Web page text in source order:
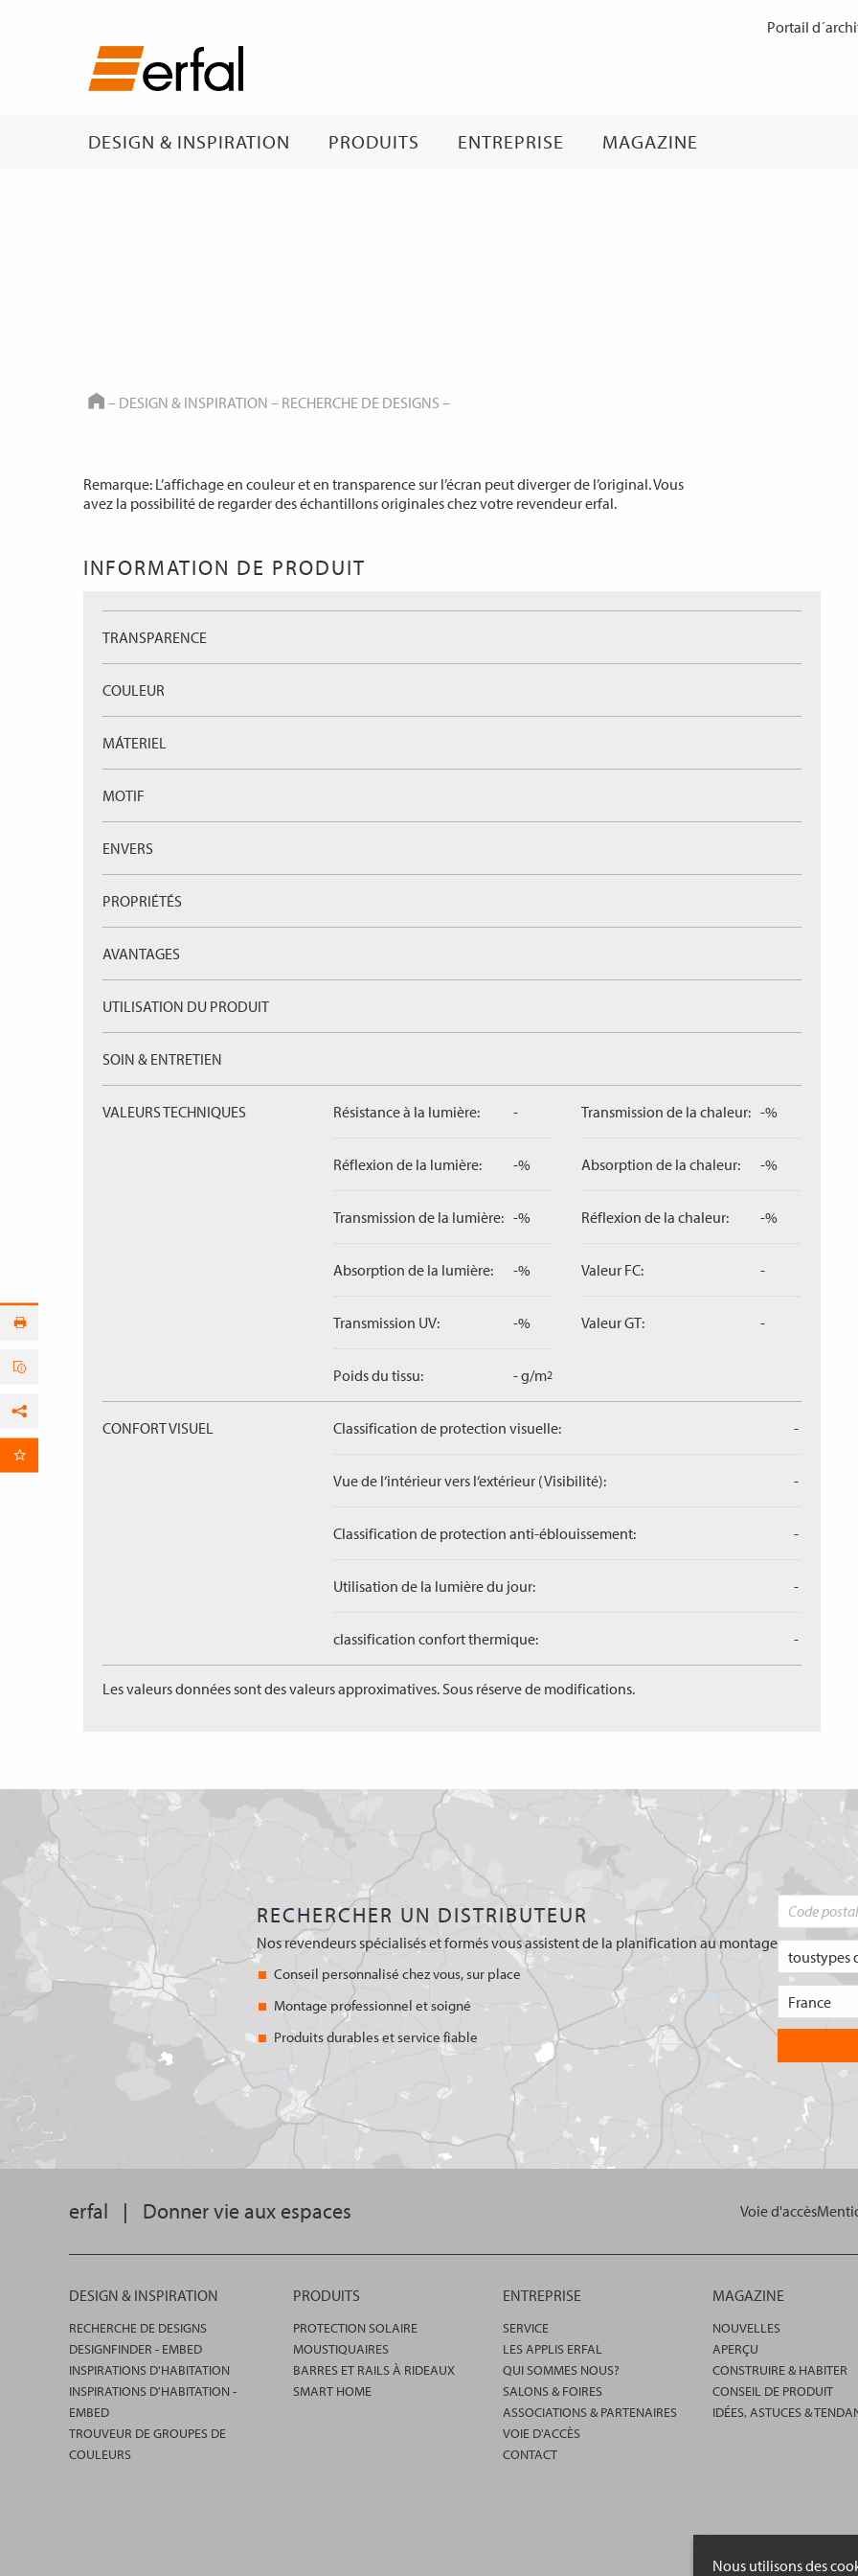
Nous utilisons des
DESIGN & INSPIRATION PRODUITS ENTREPRISE MAGAZINE
Portail
HOME
– DESIGN & INSPIRATION – RECHERCHE DE DESIGNS –
Remarque: L’affichage en couleur et en transparence sur l’écran peut diverger de l’original. Vous
avez la possibilité de regarder des échantillons originales chez votre revendeur erfal.
INFORMATION DE PRODUIT
TRANSPARENCE
COULEUR
MÁTERIEL
MOTIF
ENVERS
PROPRIÉTÉS
AVANTAGES
UTILISATION DU PRODUIT
SOIN & ENTRETIEN
VALEURS TECHNIQUES Résistance à la lumière: -
Réflexion de la lumière: -%
Transmission de la lumière: -%
Absorption de la lumière: -%
Transmission UV: -%
Poids du tissu: - g/m2
Transmission de la chaleur: -%
Absorption de la chaleur: -%
Réflexion de la chaleur: -%
Valeur FC: -
Valeur GT: -
CONFORT VISUEL Classification de protection visuelle: -
Vue de l‘intérieur vers l‘extérieur (Visibilité): -
Classification de protection anti-éblouissement: -
Utilisation de la lumière du jour: -
classification confort thermique: -
Les valeurs données sont des valeurs approximatives. Sous réserve de modifications.
Facebook
RECHERCHER UN DISTRIBUTEUR
Nos revendeurs spécialisés et formés vous assistent de la planification au montage
Conseil personnalisé chez vous, sur place
Montage professionnel et soigné
Produits durables et service fiable
erfal | Donner vie aux espaces Voie d'accès
DESIGN & INSPIRATION
RECHERCHE DE DESIGNS
DESIGNFINDER - EMBED
INSPIRATIONS D'HABITATION
INSPIRATIONS D'HABITATION -
EMBED
TROUVEUR DE GROUPES DE
COULEURS
PRODUITS
PROTECTION SOLAIRE
MOUSTIQUAIRES
BARRES ET RAILS À RIDEAUX
SMART HOME
ENTREPRISE
SERVICE
LES APPLIS ERFAL
QUI SOMMES NOUS?
SALONS & FOIRES
ASSOCIATIONS & PARTENAIRES
VOIE D'ACCÈS
CONTACT
MAGAZINE
NOUVELLES
APERÇU
CONSTRUIRE & HABITER
CONSEIL DE PRODUIT
IDÉES, ASTUCES &